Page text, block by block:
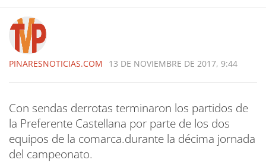
PINARESNOTICIAS.COM 13 DE NOVIEMBRE DE 2017, 9:44
Con sendas derrotas terminaron los partidos de
la Preferente Castellana por parte de los dos
equipos de la comarca.durante la décima jornada
del campeonato.